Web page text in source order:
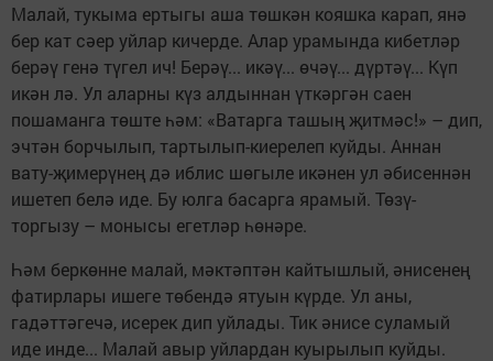
Малай, тукыма ертыгы аша төшкән кояшка карап, янә
бер кат сәер уйлар кичерде. Алар урамында кибетләр
берәү генә түгел ич! Берәү... икәү... өчәү... дүртәү... Күп
икән лә. Ул аларны күз алдыннан үткәргән саен
пошаманга төште һәм: «Ватарга ташың җитмәс!» – дип,
эчтән борчылып, тартылып-киерелеп куйды. Аннан
вату-җимерүнең дә иблис шөгыле икәнен ул әбисеннән
ишетеп белә иде. Бу юлга басарга ярамый. Төзү-
торгызу – монысы егетләр һөнәре.
Һәм беркөнне малай, мәктәптән кайтышлый, әнисенең
фатирлары ишеге төбендә ятуын күрде. Ул аны,
гадәттәгечә, исерек дип уйлады. Тик әнисе суламый
иде инде... Малай авыр уйлардан куырылып куйды.